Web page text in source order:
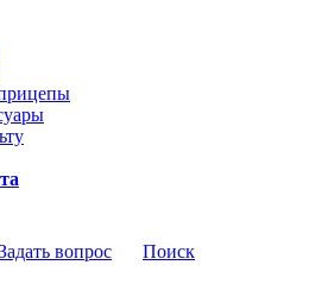
вопрос Поиск